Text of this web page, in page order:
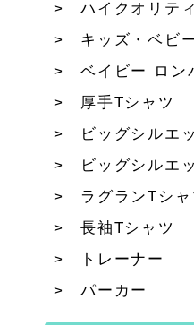
ハイクオリテ
キッズ・ベビ
ベイビー ロン
厚手Tシャツ
ビッグシルエ
ビッグシルエ
ラグランTシャ
長袖Tシャツ
トレーナー
パーカー